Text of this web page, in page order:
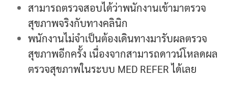
สามารถตรวจสอบได้ว่าพนักงานเข้ามาตรวจ
สุขภาพจริงกับทางคลินิก
พนักงานไม่จำเป็นต้องเดินทางมารับผลตรวจ
สุขภาพอีกครั้ง เนื่องจากสามารถดาวน์โหลดผล
ตรวจสุขภาพในระบบ MED REFER ได้เลย